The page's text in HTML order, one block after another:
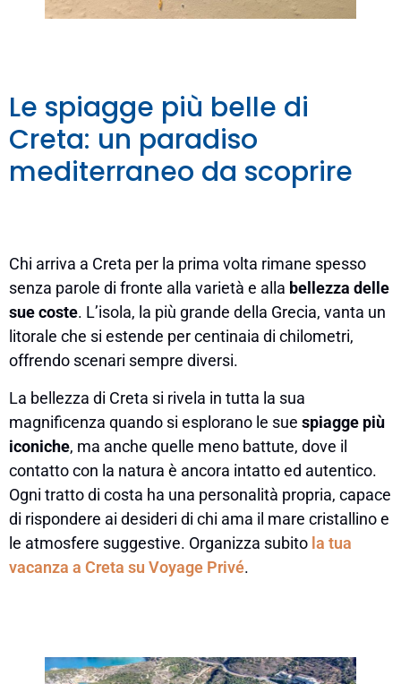
Le spiagge più belle di
Creta: un paradiso
mediterraneo da scoprire
Chi arriva a Creta per la prima volta rimane spesso
senza parole di fronte alla varietà e alla bellezza delle
sue coste. L’isola, la più grande della Grecia, vanta un
litorale che si estende per centinaia di chilometri,
offrendo scenari sempre diversi.
La bellezza di Creta si rivela in tutta la sua
magnificenza quando si esplorano le sue spiagge più
iconiche, ma anche quelle meno battute, dove il
contatto con la natura è ancora intatto ed autentico.
Ogni tratto di costa ha una personalità propria, capace
di rispondere ai desideri di chi ama il mare cristallino e
le atmosfere suggestive. Organizza subito la tua
vacanza a Creta su Voyage Privé.